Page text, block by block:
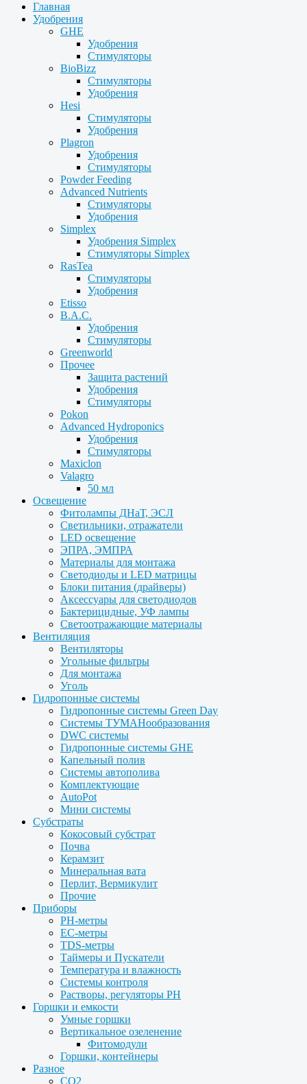
Главная
Удобрения
GHE
Удобрения
Стимуляторы
BioBizz
Стимуляторы
Удобрения
Hesi
Стимуляторы
Удобрения
Plagron
Удобрения
Стимуляторы
Powder Feeding
Advanced Nutrients
Стимуляторы
Удобрения
Simplex
Удобрения Simplex
Стимуляторы Simplex
RasTea
Стимуляторы
Удобрения
Etisso
B.A.C.
Удобрения
Стимуляторы
Greenworld
Прочее
Защита растений
Удобрения
Стимуляторы
Pokon
Advanced Hydroponics
Удобрения
Стимуляторы
Maxiclon
Valagro
50 мл
Освещение
Фитолампы ДНаТ, ЭСЛ
Светильники, отражатели
LED освещение
ЭПРА, ЭМПРА
Материалы для монтажа
Светодиоды и LED матрицы
Блоки питания (драйверы)
Аксессуары для светодиодов
Бактерицидные, УФ лампы
Светоотражающие материалы
Вентиляция
Вентиляторы
Угольные фильтры
Для монтажа
Уголь
Гидропонные системы
Гидропонные системы Green Day
Системы ТУМАНообразования
DWC системы
Гидропонные системы GHE
Капельный полив
Системы автополива
Комплектующие
AutoPot
Мини системы
Субстраты
Кокосовый субстрат
Почва
Керамзит
Минеральная вата
Перлит, Вермикулит
Прочие
Приборы
PH-метры
EC-метры
TDS-метры
Таймеры и Пускатели
Температура и влажность
Системы контроля
Растворы, регуляторы PH
Горшки и емкости
Умные горшки
Вертикальное озеленение
Фитомодули
Горшки, контейнеры
Разное
CO2